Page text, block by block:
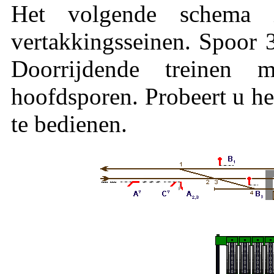
Het volgende
vertakkingsseinen.
Doorrijdende treinen
hoofdsporen. Probeert u
te bedienen.